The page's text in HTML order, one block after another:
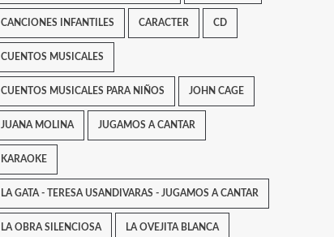
CANCIONES INFANTILES CARACTER CD
CUENTOS MUSICALES
CUENTOS MUSICALES PARA NIÑOS JOHN CAGE
JUANA MOLINA JUGAMOS A CANTAR
KARAOKE
LA GATA - TERESA USANDIVARAS - JUGAMOS A CANTAR
LA OBRA SILENCIOSA LA OVEJITA BLANCA